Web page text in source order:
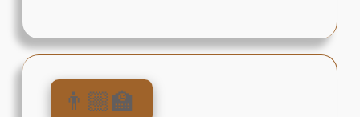
👨🏼‍🏫